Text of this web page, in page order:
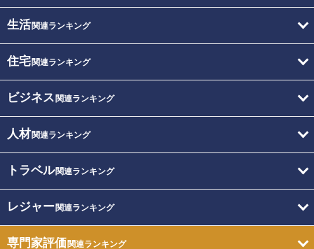
生活関連ランキング
住宅関連ランキング
ビジネス 関連ランキング
人材関連ランキング
トラベル関連ランキング
レジャー関連ランキング
専門家評価関連ランキング